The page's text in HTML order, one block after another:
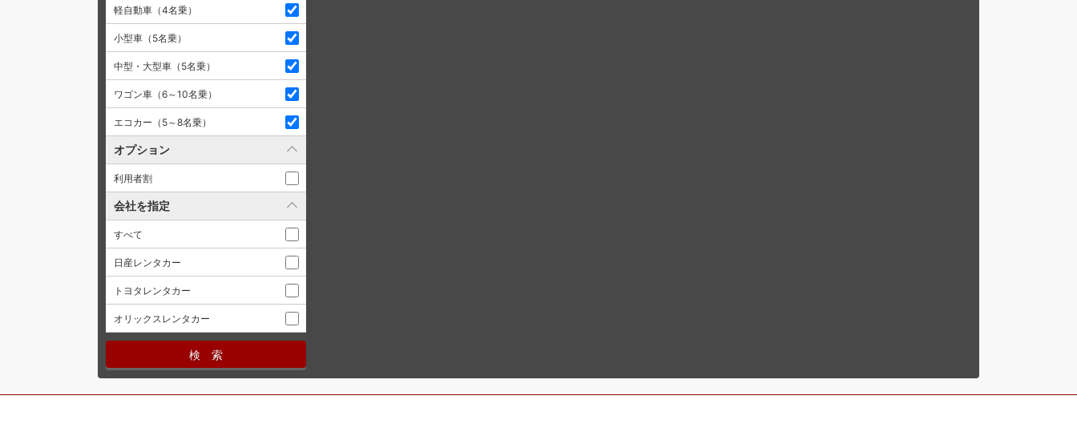
軽自動車（4名乗）
小型車（5名乗）
中型・大型車（5名乗）
ワゴン車（6～10名乗）
エコカー（5～8名乗）
オプション
利用者割
会社を指定
すべて
日産レンタカー
トヨタレンタカー
オリックスレンタカー